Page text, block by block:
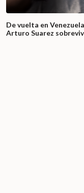
De vuelta en
Arturo Suarez